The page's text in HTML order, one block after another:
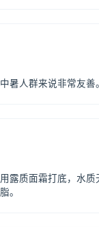
暑人群来说非常友善。
露质面霜打底，水质
。